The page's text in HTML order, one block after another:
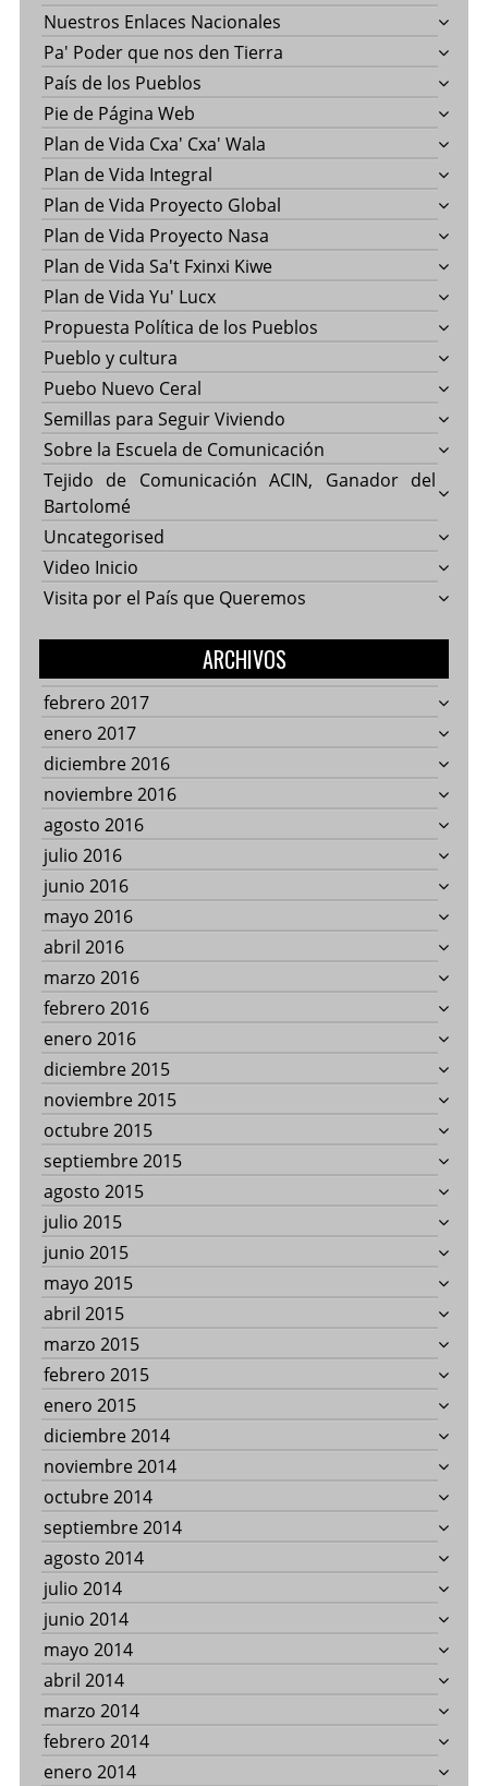
Nuestros Enlaces Nacionales
Pa' Poder que nos den Tierra
País de los Pueblos
Pie de Página Web
Plan de Vida Cxa' Cxa' Wala
Plan de Vida Integral
Plan de Vida Proyecto Global
Plan de Vida Proyecto Nasa
Plan de Vida Sa't Fxinxi Kiwe
Plan de Vida Yu' Lucx
Propuesta Política de los Pueblos
Pueblo y cultura
Puebo Nuevo Ceral
Semillas para Seguir Viviendo
Sobre la Escuela de Comunicación
Tejido de Comunicación ACIN, Ganador del
Bartolomé
Uncategorised
Video Inicio
Visita por el País que Queremos
ARCHIVOS
febrero 2017
enero 2017
diciembre 2016
noviembre 2016
agosto 2016
julio 2016
junio 2016
mayo 2016
abril 2016
marzo 2016
febrero 2016
enero 2016
diciembre 2015
noviembre 2015
octubre 2015
septiembre 2015
agosto 2015
julio 2015
junio 2015
mayo 2015
abril 2015
marzo 2015
febrero 2015
enero 2015
diciembre 2014
noviembre 2014
octubre 2014
septiembre 2014
agosto 2014
julio 2014
junio 2014
mayo 2014
abril 2014
marzo 2014
febrero 2014
enero 2014